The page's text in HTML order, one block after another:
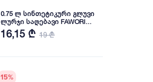
0.75 ლ სინთეტიკური გლუვი
ლურჯი საღებავი FAWORI
Premium
16,15 ₾ 19 ₾
15%